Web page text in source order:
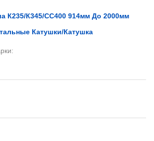
К235/К345/СС400 914мм До 2000мм
Катушки/катушка